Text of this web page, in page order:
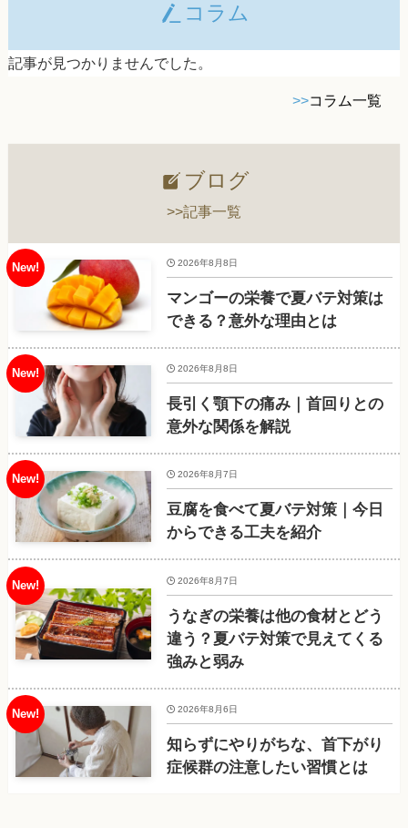
コラム
記事が見つかりませんでした。
>>コラム一覧
ブログ
>>記事一覧
マンゴーの栄養で夏バテ対策は
できる？意外な理由とは
2026年8月8日
長引く顎下の痛み｜首回りとの
意外な関係を解説
2026年8月8日
豆腐を食べて夏バテ対策｜今日
からできる工夫を紹介
2026年8月7日
うなぎの栄養は他の食材とどう
違う？夏バテ対策で見えてくる
強みと弱み
2026年8月7日
知らずにやりがちな、首下がり
症候群の注意したい習慣とは
2026年8月6日